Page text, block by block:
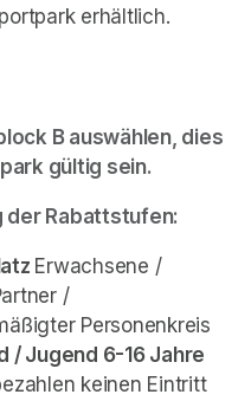
erhältlich.
B auswählen, dies
gültig sein.
der Rabattstufen:
Erwachsene /
/
Personenkreis
/ Jugend 6-16 Jahre
keinen Eintritt